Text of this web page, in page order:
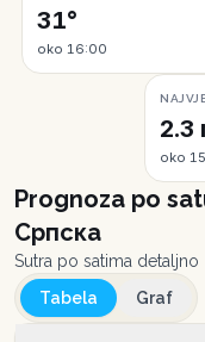
31°
oko 16:00
2.3
oko
Prognoza po
Српска
Sutra po satima detaljno
Tabela
Graf